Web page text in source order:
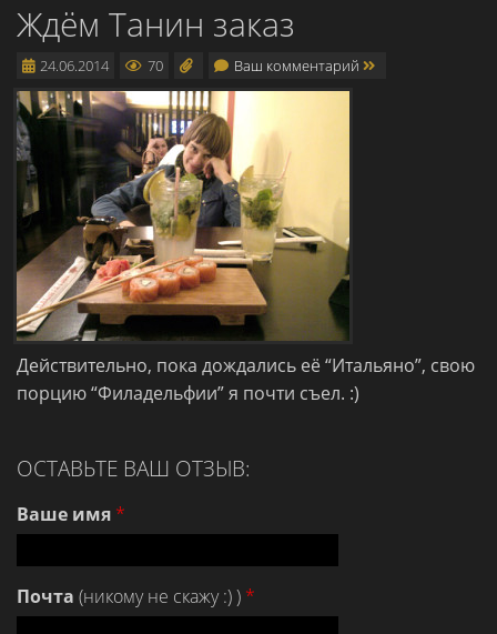
Ждём Танин заказ
24.06.2014 70 Ваш комментарий
Действительно, пока дождались её “Итальяно”, свою
порцию “Филадельфии” я почти съел. :)
ОСТАВЬТЕ ВАШ ОТЗЫВ:
Ваше имя *
Почта (никому не скажу :) ) *